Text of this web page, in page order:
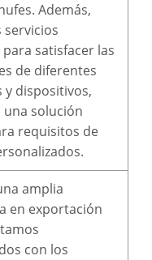
Además,
servicios
para satisfacer las
de diferentes
y dispositivos,
solución
requisitos de
amplia
en exportación
con los